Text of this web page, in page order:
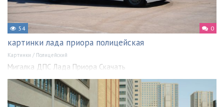
54 0
картинки лада приора полицейская
Картинки / Полицейский
Мигалка ДПС Лада Приора Скачать